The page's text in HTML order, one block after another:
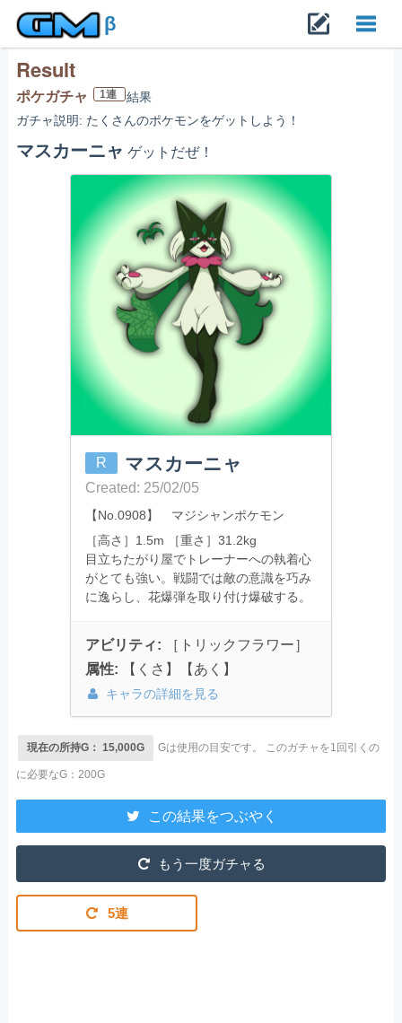
β
Result
ポケガチャ 1連
結果
ガチャ説明: たくさんのポケモンをゲットしよう！
マスカーニャ ゲットだぜ！
R マスカーニャ
Created: 25/02/05
【No.0908】 マジシャンポケモン
［高さ］1.5m ［重さ］31.2kg
目立ちたがり屋でトレーナーへの執着心
がとても強い。戦闘では敵の意識を巧み
に逸らし、花爆弾を取り付け爆破する。
アビリティ:
［トリックフラワー］
属性:
【くさ】【あく】
キャラの詳細を見る
現在の所持G： 15,000G Gは使用の目安です。 このガチャを1回引くの
に必要なG：200G
この結果をつぶやく
もう一度ガチャる
5連